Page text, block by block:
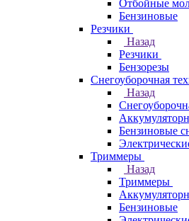
Отбойные
Бензиновые
Резчики
Назад
Резчики
Бензорезы
Снегоуборочная
Назад
Бензиновые
Триммеры
Назад
Триммеры
Бензиновые